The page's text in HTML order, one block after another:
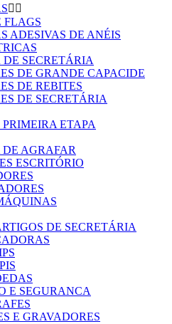
 
FLAGS
ADESIVAS DE ANÉIS
SECRETÁRIA
DE GRANDE CAPACIDE
DE REBITES
DE SECRETÁRIA
ETAPA
AGRAFAR
ESCRITÓRIO
DE SECRETÁRIA
E SEGURANCA
E GRAVADORES